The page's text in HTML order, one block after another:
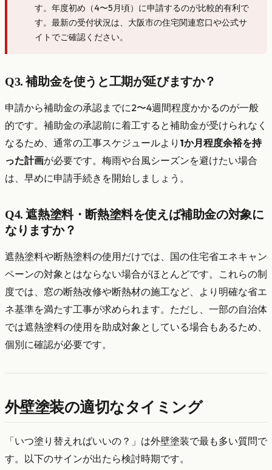
す。年度初め（4〜5月頃）に申請するのが比較的有利で
す。最新の受付状況は、大阪市の住宅関連窓口や公式サ
イトでご確認ください。
Q3. 補助金を使うと工期が延びますか？
申請から補助金の承認までに2〜4週間程度かかるのが一般
的です。補助金の承認前に着工すると補助金が受けられなく
なるため、通常の工事スケジュールより 1か月程度余裕を持
った計画が必要です。梅雨や台風シーズンを避けたい場合
は、早めに申請手続きを開始しましょう。
Q4. 遮熱塗料・断熱塗料を使えば補助金の対象に
なりますか？
遮熱塗料や断熱塗料の使用だけでは、国の住宅省エネキャン
ペーンの対象とはならない場合がほとんどです。これらの制
度では、窓の断熱改修や断熱材の施工など、より明確な省エ
ネ基準を満たす工事が求められます。ただし、一部の自治体
では遮熱塗料の使用を助成対象としている場合もあるため、
個別に確認が必要です。
外壁塗装の適切なタイミング
「いつ塗り替えればいいの？」は外壁塗装で最も多い質問で
す。以下のサインが出たら検討時期です。